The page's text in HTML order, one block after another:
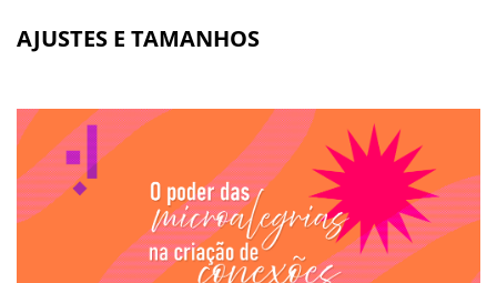
AJUSTES E TAMANHOS